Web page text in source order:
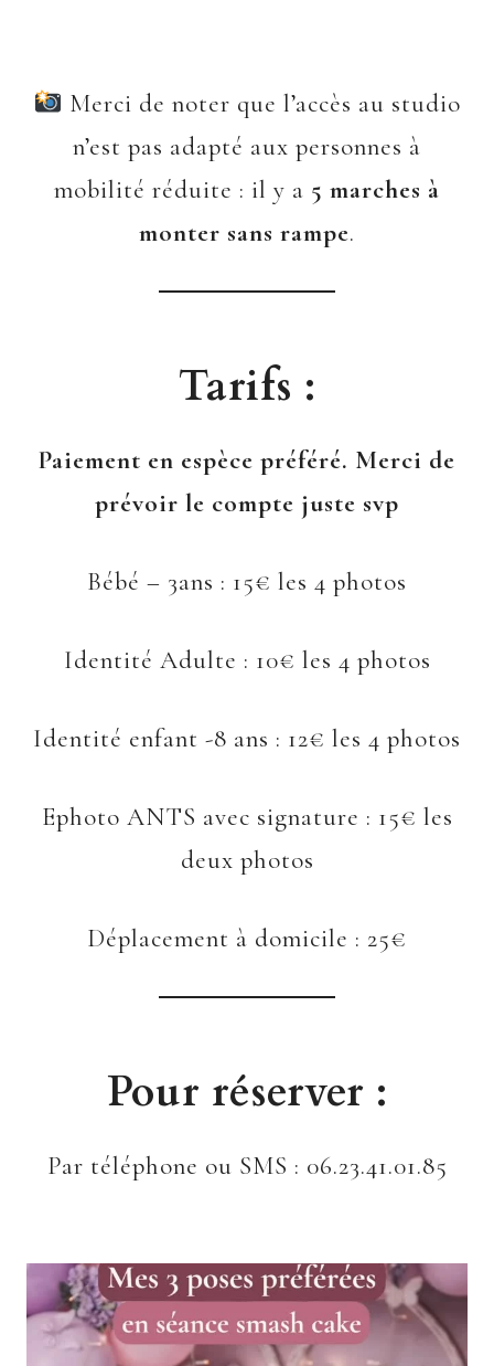
Merci de noter que l’accès au studio
n’est pas adapté aux personnes à
mobilité réduite : il y a 5 marches à
monter sans rampe.
Tarifs :
Paiement en espèce préféré. Merci de
prévoir le compte juste svp
Bébé – 3ans : 15€ les 4 photos
Identité Adulte : 10€ les 4 photos
Identité enfant -8 ans : 12€ les 4 photos
Ephoto ANTS avec signature : 15€ les
deux photos
Déplacement à domicile : 25€
Pour réserver :
Par téléphone ou SMS : 06.23.41.01.85